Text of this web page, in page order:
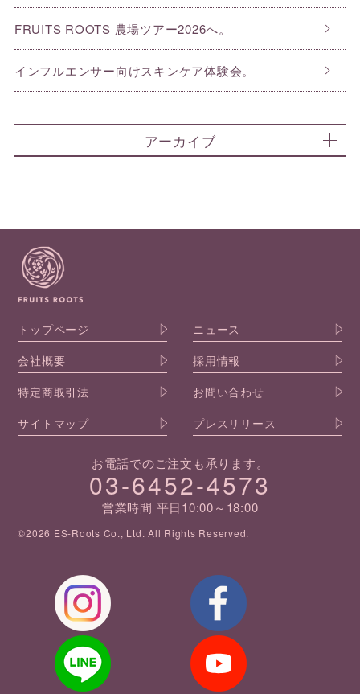
FRUITS ROOTS 農場ツアー2026へ。
インフルエンサー向けスキンケア体験会。
アーカイブ
トップページ
ニュース
会社概要
採用情報
特定商取引法
お問い合わせ
サイトマップ
プレスリリース
お電話でのご注文も承ります。
03-6452-4573
営業時間 平日10:00～18:00
©2026 ES-Roots Co., Ltd. All Rights Reserved.